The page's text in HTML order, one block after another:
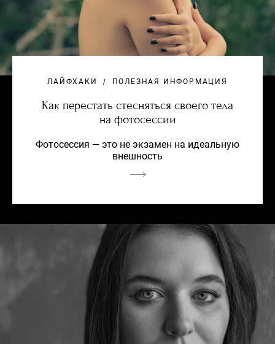
ЛАЙФХАКИ ПОЛЕЗНАЯ ИНФОРМАЦИЯ
Как перестать стесняться своего тела
на фотосессии
Фотосессия — это не экзамен на идеальную
внешность